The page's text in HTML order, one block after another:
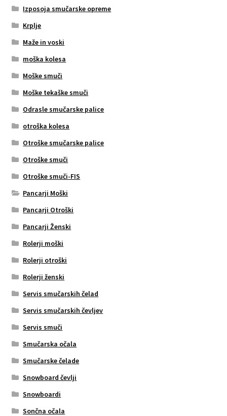
Izposoja smučarske opreme
Krplje
Maže in voski
moška kolesa
Moške smuči
Moške tekaške smuči
Odrasle smučarske palice
otroška kolesa
Otroške smučarske palice
Otroške smuči
Otroške smuči-FIS
Pancarji Moški
Pancarji Otroški
Pancarji Ženski
Rolerji moški
Rolerji otroški
Rolerji ženski
Servis smučarskih čelad
Servis smučarskih čevljev
Servis smuči
Smučarska očala
Smučarske čelade
Snowboard čevlji
Snowboardi
Sončna očala